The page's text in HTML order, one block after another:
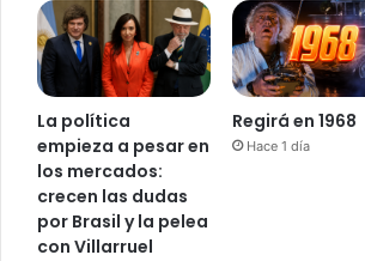
La política
empieza a pesar en
los mercados:
crecen las dudas
por Brasil y la pelea
con Villarruel
Regirá en 1968
Hace 1 día